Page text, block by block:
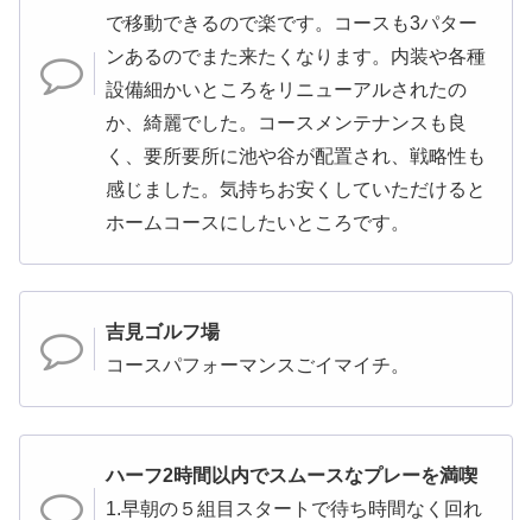
で移動できるので楽です。コースも3パター
ンあるのでまた来たくなります。内装や各種
設備細かいところをリニューアルされたの
か、綺麗でした。コースメンテナンスも良
く、要所要所に池や谷が配置され、戦略性も
感じました。気持ちお安くしていただけると
ホームコースにしたいところです。
吉見ゴルフ場
コースパフォーマンスごイマイチ。
ハーフ2時間以内でスムースなプレーを満喫
1.早朝の５組目スタートで待ち時間なく回れ